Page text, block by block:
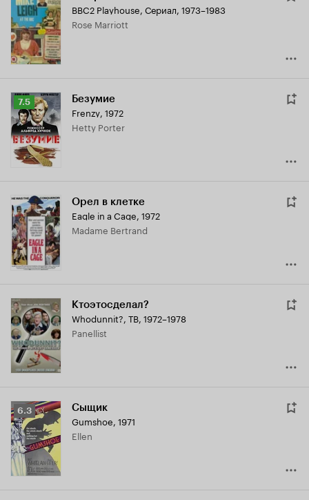
BBC2 Playhouse, Сериал, 1973–1983
Rose Marriott
Рейтинг
Кинопоиска
7.5
7.5 Безумие
Frenzy, 1972
Hetty Porter
Орел в клетке
Eagle in a Cage, 1972
Madame Bertrand
Ктоэтосделал?
Whodunnit?, ТВ, 1972–1978
Panellist
Рейтинг
Кинопоиска
6.3
6.3 Сыщик
Gumshoe, 1971
Ellen